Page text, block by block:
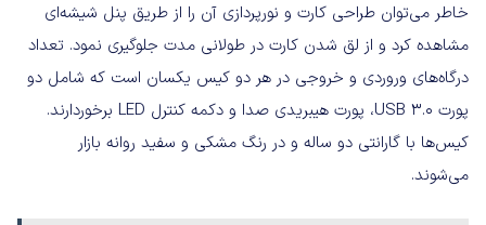
خاطر می‌توان طراحی کارت و نورپردازی آن را از طریق پنل شیشه‌ای
مشاهده کرد و از لق شدن کارت در طولانی مدت جلوگیری نمود. تعداد
درگاه‌های وروردی و خروجی در هر دو کیس یکسان است که شامل دو
پورت USB 3.0، پورت هیبریدی صدا و دکمه کنترل LED برخوردارند.
کیس‌ها با گارانتی دو ساله و در رنگ مشکی و سفید روانه بازار
می‌شوند.